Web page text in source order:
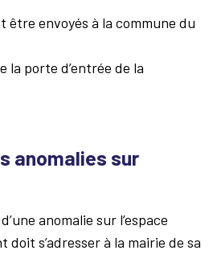
être envoyés à la commune du
la porte d’entrée de la
anomalies sur
anomalie sur l’espace
s’adresser à la mairie de sa